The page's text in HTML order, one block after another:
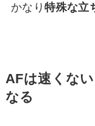
かなり特殊な立
AFは速くな
なる